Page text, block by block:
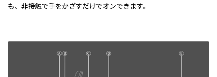
も、非接触で手をかざすだけでオンできます。